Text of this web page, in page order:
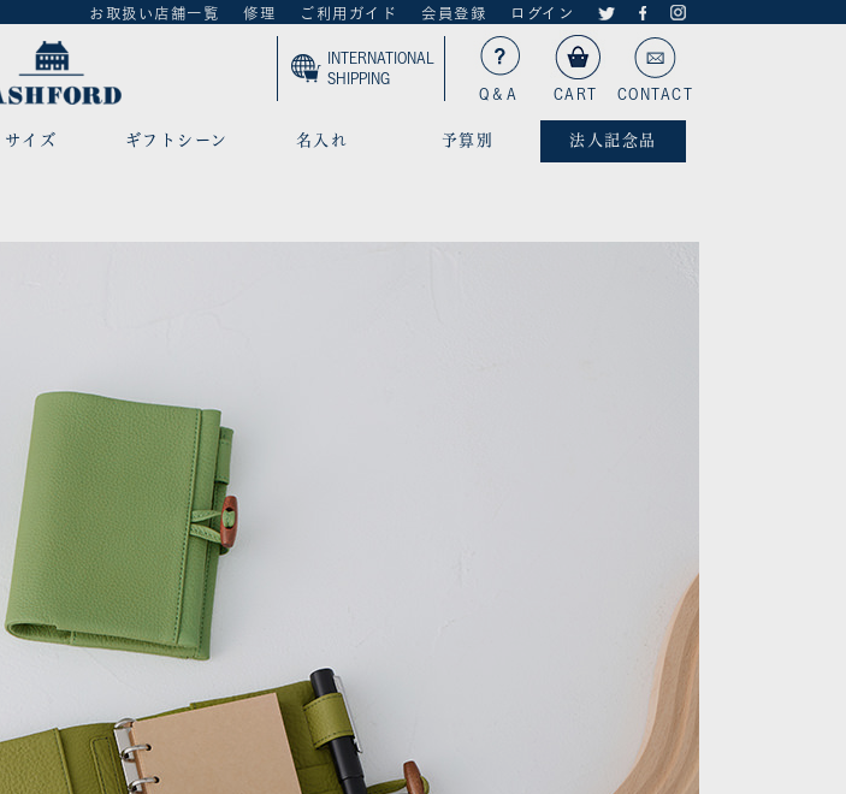
お取扱い店舗一覧 修理 ご利用ガイド 会員登録 ログイン
INTERNATIONAL
SHIPPING
Q＆A
CART CONTACT
サイズ ギフトシーン 名入れ 予算別 法人記念品